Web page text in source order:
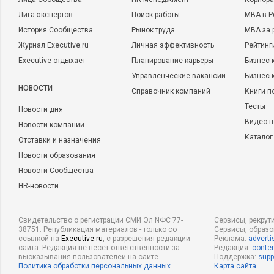
Лига экспертов
История Сообщества
Журнал Executive.ru
Executive отдыхает
НОВОСТИ
Новости дня
Новости компаний
Отставки и назначения
Новости образования
Новости Сообщества
HR-новости
Поиск работы
Рынок труда
Личная эффективность
Планирование карьеры
Управленческие вакансии
Справочник компаний
MBA в
MBA
Бизнес-
Книги
Тесты
Видео
Свидетельство о регистрации СМИ Эл NФС 77-
38751. Републикация материалов - только со
ссылкой на Executive.ru, с разрешения редакции
сайта. Редакция не несет ответственности за
высказывания пользователей на сайте.
Политика обработки персональных данных
Сервисы,
Сервисы,
Реклама:
Редакция:
Поддержка:
Карта сайта